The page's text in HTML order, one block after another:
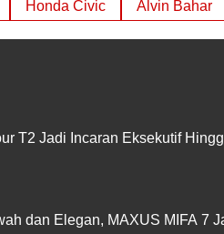
Honda Civic Alvin Bahar
T2 Jadi Incaran Eksekutif
dan Elegan, MAXUS MIFA 7